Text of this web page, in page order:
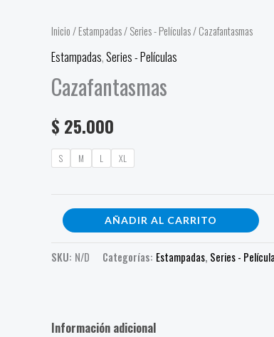
Inicio/Estampadas/Series - Películas/ Cazafantasmas
Estampadas,Series - Películas
Cazafantasmas
$ 25.000
S M L XL
AÑADIR AL CARRITO
SKU: N/D Categorías: Estampadas, Series -
Información adicional